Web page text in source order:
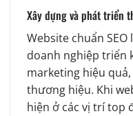
Xây dựng và phát triển
Website chuẩn
doanh nghiệp triển
marketing hiệu
thương hiệu. Khi
hiện ở các vị trí top